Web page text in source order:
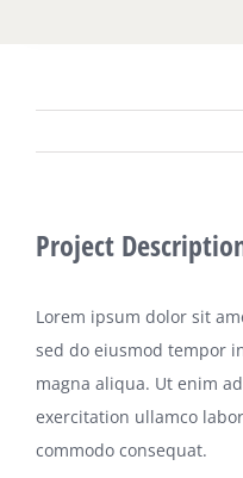
占星課程
聯絡資訊
Project
Lorem ipsum dolor sit
sed do eiusmod tempor
magna aliqua. Ut enim
exercitation ullamco
commodo consequat.